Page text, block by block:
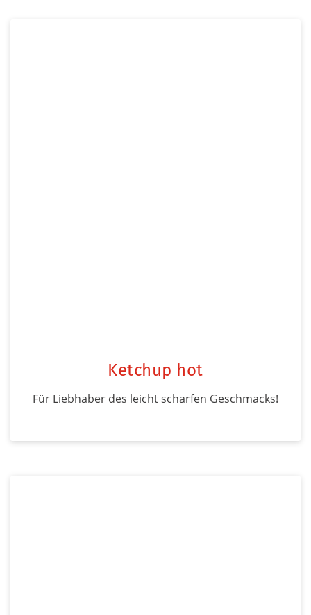
Ketchup hot
Für Liebhaber des leicht scharfen Geschmacks!